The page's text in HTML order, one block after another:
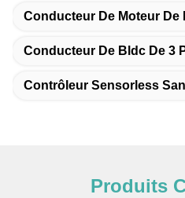
Conducteur De Moteur De
Conducteur De Bldc De 3
Contrôleur Sensorless
Produits